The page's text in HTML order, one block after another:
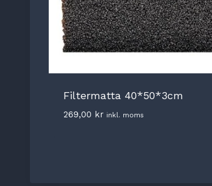
Filtermatta 40*50*3cm
269,00 kr inkl. moms